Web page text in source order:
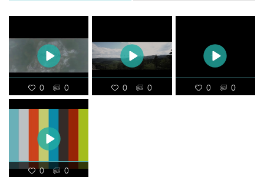
0 0 0 0 0 0
0 0